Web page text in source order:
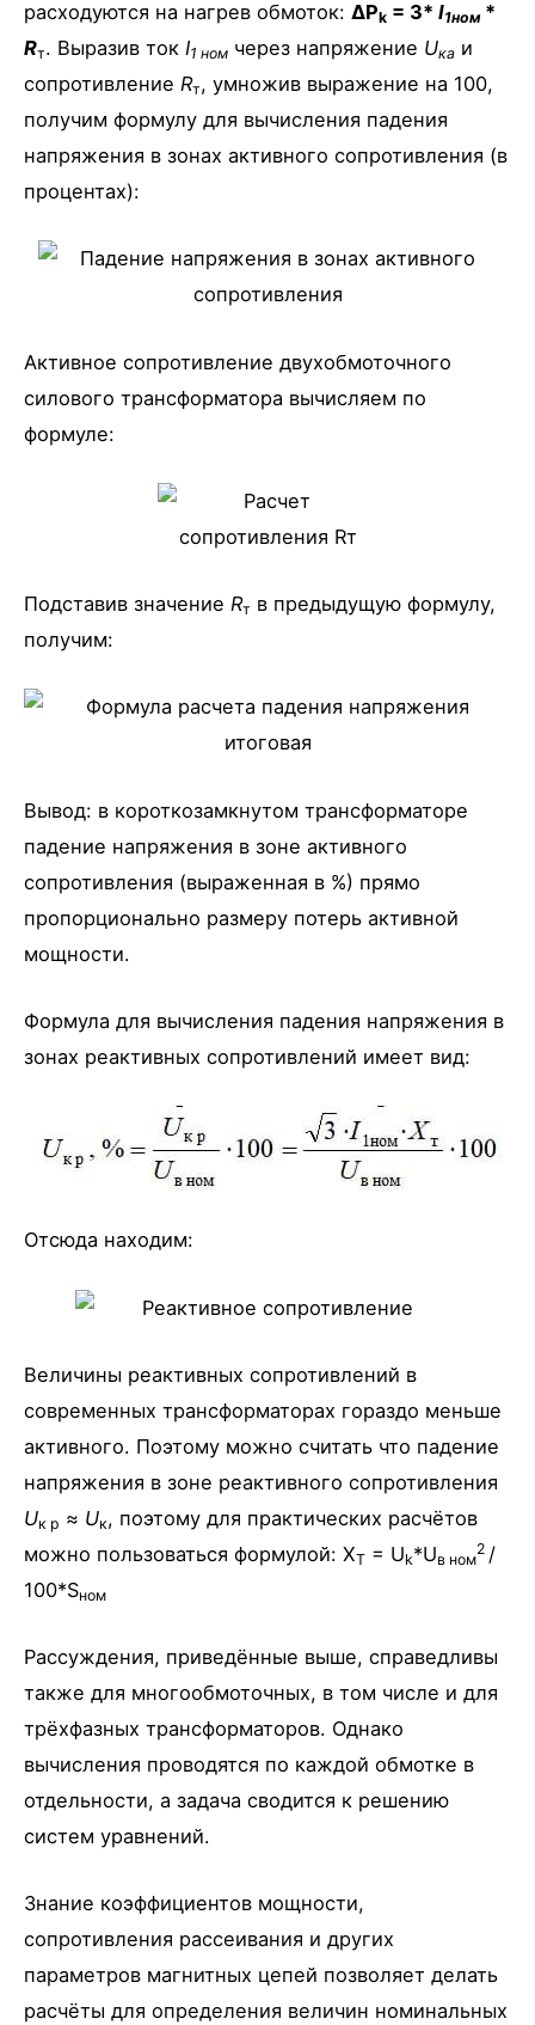
расходуются на нагрев обмоток: ΔPk = 3* I1ном*
Rт. Выразив ток I1 ном через напряжение Uка и
сопротивление Rт, умножив выражение на 100,
получим формулу для вычисления падения
напряжения в зонах активного сопротивления (в
процентах):
Активное сопротивление двухобмоточного
силового трансформатора вычисляем по
формуле:
Подставив значение Rт в предыдущую формулу,
получим:
Вывод: в короткозамкнутом трансформаторе
падение напряжения в зоне активного
сопротивления (выраженная в %) прямо
пропорционально размеру потерь активной
мощности.
Формула для вычисления падения напряжения в
зонах реактивных сопротивлений имеет вид:
Отсюда находим:
Величины реактивных сопротивлений в
современных трансформаторах гораздо меньше
активного. Поэтому можно считать что падение
напряжения в зоне реактивного сопротивления
Uк р ≈ Uк, поэтому для практических расчётов
можно пользоваться формулой: XT = Uk*Uв ном
2 /
100*Sном
Рассуждения, приведённые выше, справедливы
также для многообмоточных, в том числе и для
трёхфазных трансформаторов. Однако
вычисления проводятся по каждой обмотке в
отдельности, а задача сводится к решению
систем уравнений.
Знание коэффициентов мощности,
сопротивления рассеивания и других
параметров магнитных цепей позволяет делать
расчёты для определения величин номинальных